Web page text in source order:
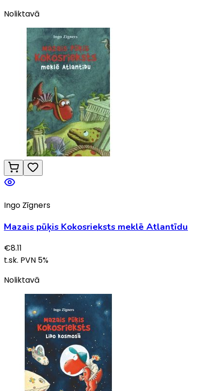
Noliktavā
Ingo Zīgners
Mazais pūķis Kokosrieksts meklē Atlantīdu
€8.11
t.sk. PVN 5%
Noliktavā